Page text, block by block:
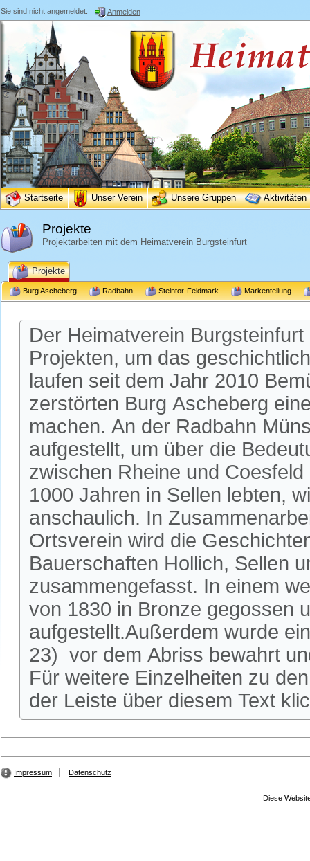
Sie sind nicht angemeldet. Anmelden
Startseite Unser Verein Unsere Gruppen Aktivitäten
Projekte
Projektarbeiten mit dem Heimatverein Burgsteinfurt
Projekte
Burg Ascheberg Radbahn Steintor-Feldmark Markenteilung
Der Heimatverein
Projekten, um das
laufen seit dem Jahr 2010
zerstörten Burg Ascheberg
machen. An der Radbahn
aufgestellt, um über die
zwischen Rheine und
1000 Jahren in Sellen lebten,
anschaulich. In
Ortsverein wird die
Bauerschaften Hollich, Sellen
zusammengefasst. In einem
von 1830 in Bronze gegossen
aufgestellt.Außerdem wurde
23) vor dem Abriss bewahrt
Für weitere Einzelheiten zu
der Leiste über diesem Text
Impressum Datenschutz
Diese